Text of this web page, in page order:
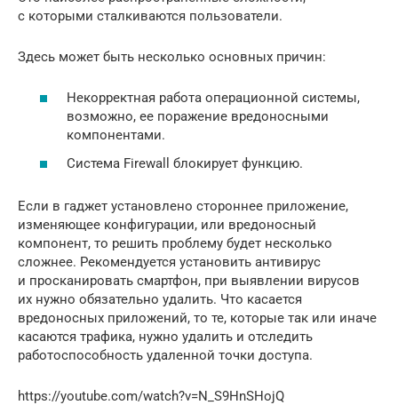
с которыми сталкиваются пользователи.
Здесь может быть несколько основных причин:
Некорректная работа операционной системы,
возможно, ее поражение вредоносными
компонентами.
Система Firewall блокирует функцию.
Если в гаджет установлено стороннее приложение,
изменяющее конфигурации, или вредоносный
компонент, то решить проблему будет несколько
сложнее. Рекомендуется установить антивирус
и просканировать смартфон, при выявлении вирусов
их нужно обязательно удалить. Что касается
вредоносных приложений, то те, которые так или иначе
касаются трафика, нужно удалить и отследить
работоспособность удаленной точки доступа.
https://youtube.com/watch?v=N_S9HnSHojQ